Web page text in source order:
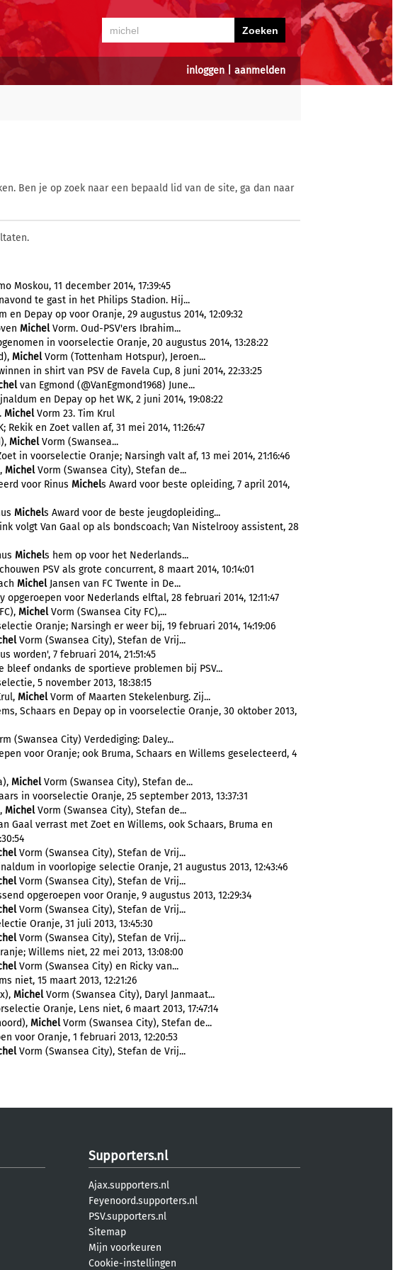
inloggen| aanmelden
Ben je op zoek naar een bepaald lid van de site, ga dan naar
Moskou, 11 december 2014, 17:39:45
te gast in het Philips Stadion. Hij...
Depay op voor Oranje, 29 augustus 2014, 12:09:32
MichelVorm. Oud-PSV'ers Ibrahim...
in voorselectie Oranje, 20 augustus 2014, 13:28:22
MichelVorm (Tottenham Hotspur), Jeroen...
in shirt van PSV de Favela Cup, 8 juni 2014, 22:33:25
van Egmond (@VanEgmond1968) June...
en Depay op het WK, 2 juni 2014, 19:08:22
MichelVorm 23. Tim Krul
en Zoet vallen af, 31 mei 2014, 11:26:47
MichelVorm (Swansea...
in voorselectie Oranje; Narsingh valt af, 13 mei 2014, 21:16:46
MichelVorm (Swansea City), Stefan de...
voor Rinus Michels Award voor beste opleiding, 7 april 2014,
Michels Award voor de beste jeugdopleiding...
volgt Van Gaal op als bondscoach; Van Nistelrooy assistent, 28
Michels hem op voor het Nederlands...
PSV als grote concurrent, 8 maart 2014, 10:14:01
MichelJansen van FC Twente in De...
opgeroepen voor Nederlands elftal, 28 februari 2014, 12:11:47
MichelVorm (Swansea City FC),...
Oranje; Narsingh er weer bij, 19 februari 2014, 14:19:06
Vorm (Swansea City), Stefan de Vrij...
worden', 7 februari 2014, 21:51:45
bleef ondanks de sportieve problemen bij PSV...
5 november 2013, 18:38:15
MichelVorm of Maarten Stekelenburg. Zij...
Schaars en Depay op in voorselectie Oranje, 30 oktober 2013,
(Swansea City) Verdediging: Daley...
voor Oranje; ook Bruma, Schaars en Willems geselecteerd, 4
MichelVorm (Swansea City), Stefan de...
in voorselectie Oranje, 25 september 2013, 13:37:31
MichelVorm (Swansea City), Stefan de...
Gaal verrast met Zoet en Willems, ook Schaars, Bruma en
Vorm (Swansea City), Stefan de Vrij...
in voorlopige selectie Oranje, 21 augustus 2013, 12:43:46
Vorm (Swansea City), Stefan de Vrij...
opgeroepen voor Oranje, 9 augustus 2013, 12:29:34
Vorm (Swansea City), Stefan de Vrij...
Oranje, 31 juli 2013, 13:45:30
Vorm (Swansea City), Stefan de Vrij...
Willems niet, 22 mei 2013, 13:08:00
Vorm (Swansea City) en Ricky van...
niet, 15 maart 2013, 12:21:26
MichelVorm (Swansea City), Daryl Janmaat...
Oranje, Lens niet, 6 maart 2013, 17:47:14
MichelVorm (Swansea City), Stefan de...
voor Oranje, 1 februari 2013, 12:20:53
Vorm (Swansea City), Stefan de Vrij...
Supporters.nl
Ajax.supporters.nl
Feyenoord.supporters.nl
PSV.supporters.nl
Sitemap
Mijn voorkeuren
Cookie-instellingen